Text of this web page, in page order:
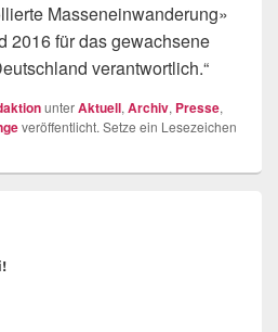
Masseneinwanderung»
2016 für das gewachsene
verantwortlich.“
unterAktuell, Archiv, Presse,
veröffentlicht. Setze ein Lesezeichen